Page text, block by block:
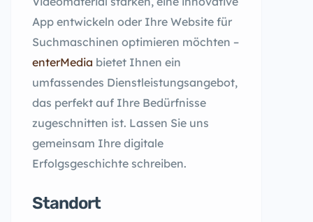
App entwickeln oder Ihre Website für
Suchmaschinen optimieren möchten –
enterMedia bietet Ihnen ein
umfassendes Dienstleistungsangebot,
das perfekt auf Ihre Bedürfnisse
zugeschnitten ist. Lassen Sie uns
gemeinsam Ihre digitale
Erfolgsgeschichte schreiben.
Standort